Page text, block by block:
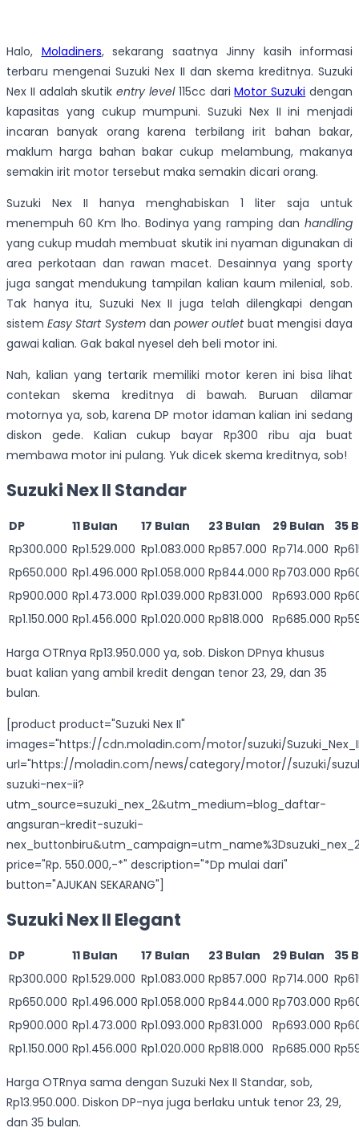
Halo, Moladiners, sekarang saatnya Jinny kasih informasi
terbaru mengenai Suzuki Nex II dan skema kreditnya. Suzuki
Nex II adalah skutikentry level115cc dariMotor Suzuki dengan
kapasitas yang cukup mumpuni. Suzuki Nex II ini menjadi
incaran banyak orang karena terbilang irit bahan bakar,
maklum harga bahan bakar cukup melambung, makanya
semakin irit motor tersebut maka semakin dicari orang.
Suzuki Nex II hanya menghabiskan 1 liter saja untuk
menempuh 60 Km lho. Bodinya yang ramping dan handling
yang cukup mudah membuat skutik ini nyaman digunakan di
area perkotaan dan rawan macet. Desainnya yang sporty
juga sangat mendukung tampilan kalian kaum milenial, sob.
Tak hanya itu, Suzuki Nex II juga telah dilengkapi dengan
sistemEasy Start Systemdanpower outletbuat mengisi daya
gawai kalian. Gak bakal nyesel deh beli motor ini.
Nah, kalian yang tertarik memiliki motor keren ini bisa lihat
contekan skema kreditnya di bawah. Buruan dilamar
motornya ya, sob, karena DP motor idaman kalian ini sedang
diskon gede. Kalian cukup bayar Rp300 ribu aja buat
membawa motor ini pulang. Yuk dicek skema kreditnya, sob!
Suzuki Nex II Standar
DP 11 Bulan 17 Bulan 23 Bulan 29 Bulan
35
Rp300.000 Rp1.529.000 Rp1.083.000 Rp857.000 Rp714.000
Rp650.000 Rp1.496.000 Rp1.058.000 Rp844.000 Rp703.000
Rp900.000 Rp1.473.000 Rp1.039.000 Rp831.000 Rp693.000
Rp1.150.000 Rp1.456.000 Rp1.020.000 Rp818.000 Rp685.000
Harga OTRnya Rp13.950.000 ya, sob. Diskon DPnya khusus
buat kalian yang ambil kredit dengan tenor 23, 29, dan 35
bulan.
[product product="Suzuki Nex II"
images="https://cdn.moladin.com/motor/suzuki/
url="https://moladin.com/news/category/motor//suzuki/
suzuki-nex-ii?
utm_source=suzuki_nex_2&utm_medium=blog_daftar-
angsuran-kredit-suzuki-
price="Rp. 550.000,-*" description="*Dp mulai dari"
button="AJUKAN SEKARANG"]
Suzuki Nex II Elegant
DP 11 Bulan 17 Bulan 23 Bulan 29 Bulan
35
Rp300.000 Rp1.529.000 Rp1.083.000 Rp857.000 Rp714.000
Rp650.000 Rp1.496.000 Rp1.058.000 Rp844.000 Rp703.000
Rp900.000 Rp1.473.000 Rp1.093.000 Rp831.000 Rp693.000
Rp1.150.000 Rp1.456.000 Rp1.020.000 Rp818.000 Rp685.000
Harga OTRnya sama dengan Suzuki Nex II Standar, sob,
Rp13.950.000. Diskon DP-nya juga berlaku untuk tenor 23, 29,
dan 35 bulan.